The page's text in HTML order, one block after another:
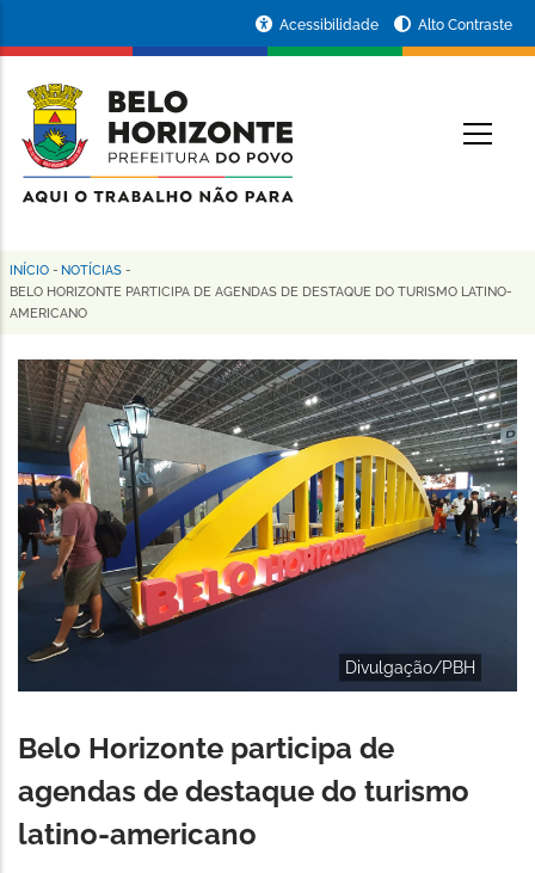
conteúdo
principal
da
Prefeitura
de
Horizonte
Acessibilidade Alto Contraste
Trilha
de
navegação
INÍCIO - NOTÍCIAS -
BELO HORIZONTE PARTICIPA DE AGENDAS DE DESTAQUE DO TURISMO LATINO-
AMERICANO
Divulgação/PBH
Belo Horizonte participa de
agendas de destaque do turismo
latino-americano